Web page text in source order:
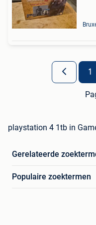
1
playstation 4 1tb in
Gerelateerde
Populaire zoektermen